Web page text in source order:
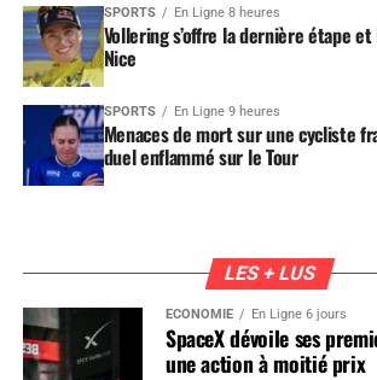
SPORTS En Ligne 8 heures
Vollering s’offre la dernière étape
Nice
SPORTS En Ligne 9 heures
Menaces de mort sur une cycliste
duel enflammé sur le Tour
LES + LUS
ÉCONOMIE En Ligne 6 jours
SpaceX dévoile ses
une action à moitié prix